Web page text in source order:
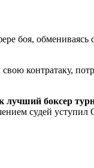
боя, обмениваясь
контратаку,
лучший боксер
судей